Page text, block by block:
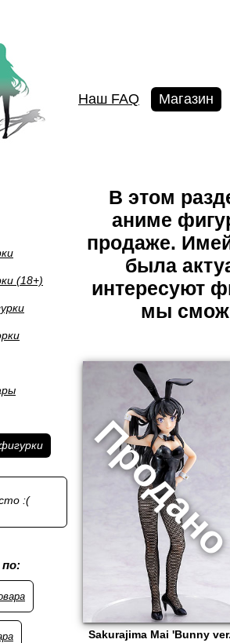
Наш FAQ Магазин
(18+)
:(
В этом
аниме
продаже.
была
интересуют
мы
Sakurajima Mai 'Bunny